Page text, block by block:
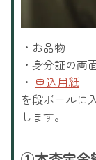
・お品物
・身分証の両
・ 申込用紙
を段ボールに
します。